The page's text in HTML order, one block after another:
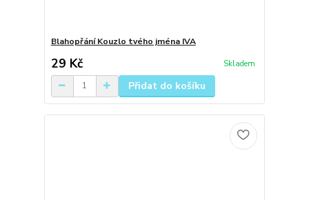
Blahopřání Kouzlo tvého jména IVA
29 Kč Skladem
Přidat do košíku